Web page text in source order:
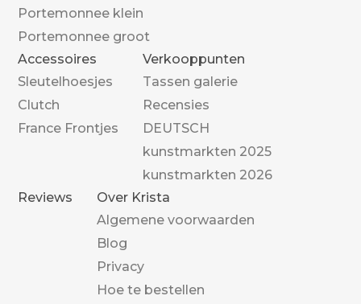
Portemonnee klein
Portemonnee groot
Accessoires
Sleutelhoesjes
Clutch
France Frontjes
Verkooppunten
Tassen galerie
Recensies
DEUTSCH
kunstmarkten 2025
kunstmarkten 2026
Reviews
Over Krista
Algemene voorwaarden
Blog
Privacy
Hoe te bestellen